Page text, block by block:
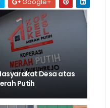
Desa atas
Putih